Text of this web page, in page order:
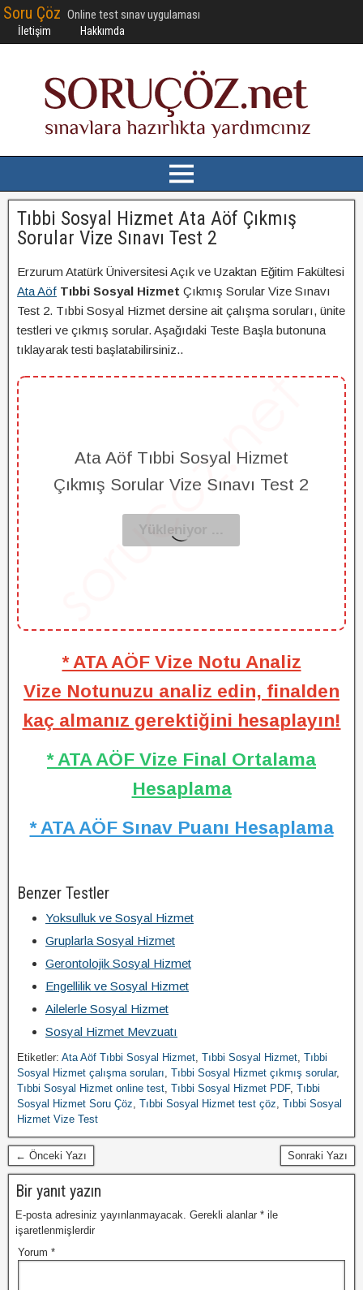
Soru Çöz Online test sınav uygulaması
İletişim Hakkımda
Tıbbi Sosyal Hizmet Ata Aöf Çıkmış
Sorular Vize Sınavı Test 2
Erzurum Atatürk Üniversitesi Açık ve Uzaktan Eğitim Fakültesi
Ata Aöf Tıbbi Sosyal Hizmet Çıkmış Sorular Vize Sınavı
Test 2. Tıbbi Sosyal Hizmet dersine ait çalışma soruları, ünite
testleri ve çıkmış sorular. Aşağıdaki Teste Başla butonuna
tıklayarak testi başlatabilirsiniz..
Ata Aöf Tıbbi Sosyal Hizmet
Çıkmış Sorular Vize Sınavı Test 2
* ATA AÖF Vize Notu Analiz
Vize Notunuzu analiz edin, finalden
kaç almanız gerektiğini hesaplayın!
* ATA AÖF Vize Final Ortalama
Hesaplama
* ATA AÖF Sınav Puanı Hesaplama
Benzer Testler
Yoksulluk ve Sosyal Hizmet
Gruplarla Sosyal Hizmet
Gerontolojik Sosyal Hizmet
Engellilik ve Sosyal Hizmet
Ailelerle Sosyal Hizmet
Sosyal Hizmet Mevzuatı
Etiketler: Ata Aöf Tıbbi Sosyal Hizmet, Tıbbi Sosyal Hizmet, Tıbbi
Sosyal Hizmet çalışma soruları, Tıbbi Sosyal Hizmet çıkmış sorular,
Tıbbi Sosyal Hizmet online test, Tıbbi Sosyal Hizmet PDF, Tıbbi
Sosyal Hizmet Soru Çöz, Tıbbi Sosyal Hizmet test çöz, Tıbbi Sosyal
Hizmet Vize Test
← Önceki Yazı Sonraki Yazı
Bir yanıt yazın
E-posta adresiniz yayınlanmayacak. Gerekli alanlar * ile
işaretlenmişlerdir
Yorum *